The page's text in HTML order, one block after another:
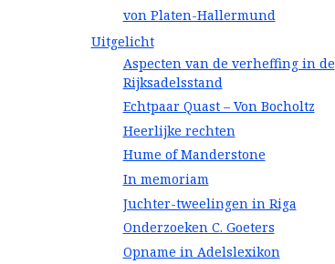
von Platen-Hallermund
Uitgelicht
Aspecten van de verheffing in de
Rijksadelsstand
Echtpaar Quast – Von Bocholtz
Heerlijke rechten
Hume of Manderstone
In memoriam
Juchter-tweelingen in Riga
Onderzoeken C. Goeters
Opname in Adelslexikon